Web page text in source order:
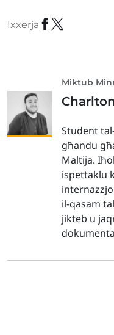
Ixxerja
Miktub
Student
għandu
Maltija.
ispettaklu
il-qasam
jikteb u